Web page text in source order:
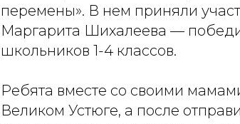
перемены». В нем приняли
Маргарита Шихалеева —
школьников 1-4 классов.
Ребята вместе со своими
Великом Устюге, а после